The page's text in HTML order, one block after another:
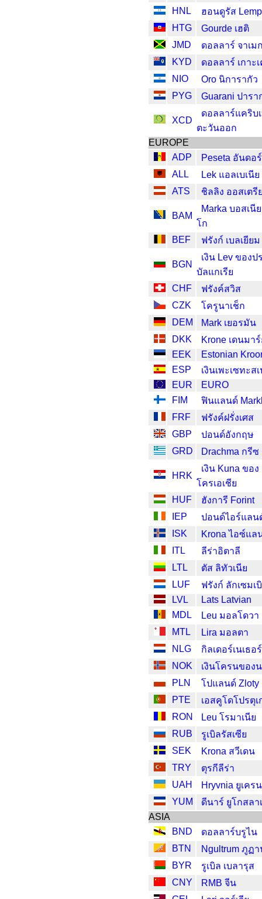
HNL
ฮอนดูรัส
HTG
Gourde เฮติ
JMD
ดอลลาร์ จาเม
KYD
ดอลลาร์ เกาะ
NIO
Oro นิการากัว
PYG
Guarani ปารา
XCD
ดอลลาร์แคริบ
ตะวันออก
EUROPE
ADP
Peseta อันดอ
ALL
Lek แอลเบเนีย
ATS
ชิลลิง ออสเตรี
BAM
Marka บอสเนี
โก
BEF
ฟรังก์ เบลเยียม
BGN
เงิน Lev ของป
บัลแกเรีย
CHF
ฟรังค์สวิส
CZK
โครูนาเช็ก
DEM
Mark เยอรมัน
DKK
Krone เดนมา
EEK
Estonian
ESP
เงินเพะเซทะส
EUR
EURO
FIM
ฟินแลนด์
FRF
ฟรังค์ฝรั่งเศส
GBP
ปอนด์อังกฤษ
GRD
Drachma กรีซ
HRK
เงิน Kuna ของ
โครเอเชีย
HUF
ฮังการี Forint
IEP
ปอนด์ไอร์แลน
ISK
Krona ไอซ์แล
ITL
ลีร่าอิตาลี
LTL
ตัส ลิทัวเนีย
LUF
ฟรังก์ ลักเซมเ
LVL
Lats Latvian
MDL
Leu มอลโดวา
MTL
Lira มอลตา
NLG
กิลเดอร์เนเธอ
NOK
เงินโครนของ
PLN
โปแลนด์ Zloty
PTE
เอสคูโดโปรตุเ
RON
Leu โรมาเนีย
RUB
รูเบิลรัสเซีย
SEK
Krona สวีเดน
TRY
ตุรกีลีร่า
UAH
Hryvnia ยูเครน
YUM
ดีนาร์ ยูโกสลา
ASIA
BND
ดอลลาร์บรูไน
BTN
Ngultrum ภูฏ
BYR
รูเบิล เบลารุส
CNY
RMB จีน